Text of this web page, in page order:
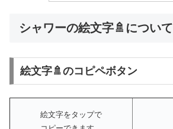
シャワーの絵文字🚿について
絵文字🚿のコピペボタン
絵文字をタップで